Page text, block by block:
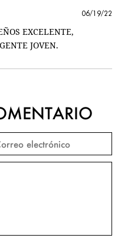
EXCELENTE,
JOVEN.
06/19/22